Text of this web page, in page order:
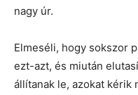
nagy úr.
Elmeséli, hogy sokszor
ezt-azt, és miután
állítanak le, azokat kérik